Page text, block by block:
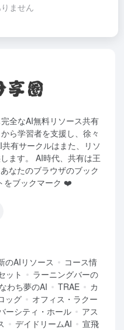
ません
全なAI無料リソース共有
ら学習者を支援し、徐々
有サークルはまた、リソ
ます。 AI時代、共有は王
なたのブラウザのブック
をブックマーク ❤️
のAIリソース
コース情
ット
ラーニングバーの
わち夢のAI TRAE
カ
ッグ
オフィス・ラクー
ーシティ・ホール
アス
デイドリームAI 宣飛